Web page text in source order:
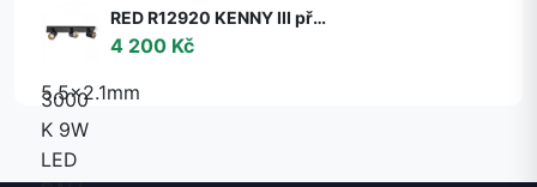
RED R12920 KENNY III přisazená černá/zlatá 230V GU10 3x35W - RED - DESIGN RENDL
4 200 Kč